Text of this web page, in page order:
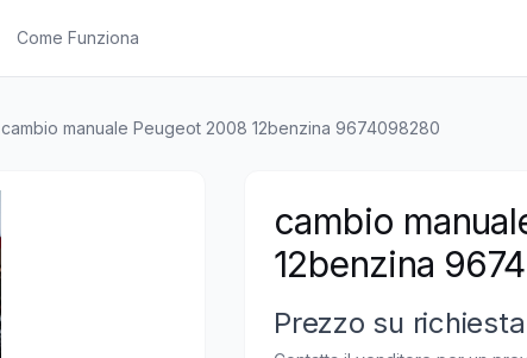
Come Funziona
cambio manuale Peugeot 2008 12benzina 9674098280
cambio
12benzina
Prezzo su richiesta